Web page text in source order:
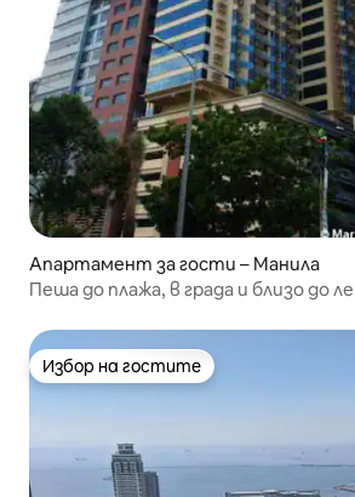
Апартамент за гости – Манила
Пеша до плажа, в града и близо до
Избор на гостите
Избор на гостите